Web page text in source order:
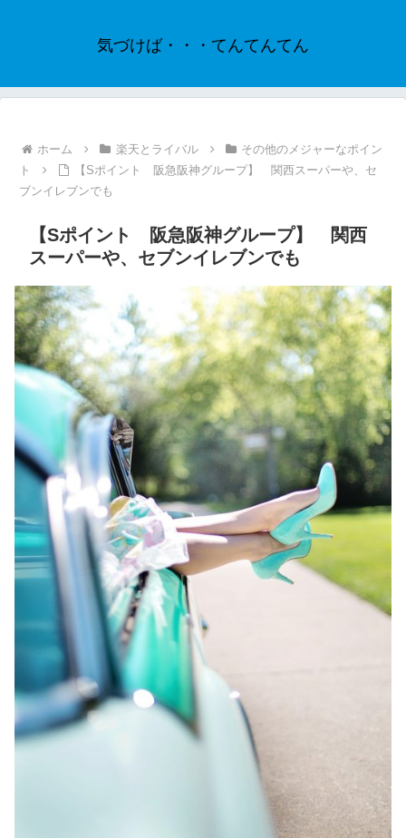
気づけば・・・てんてんてん
ホーム 楽天とライバル
その他のメジャーなポイン
ト
【Sポイント 阪急阪神グループ】 関西スーパーや、セ
ブンイレブンでも
【Sポイント 阪急阪神グループ】 関西
スーパーや、セブンイレブンでも